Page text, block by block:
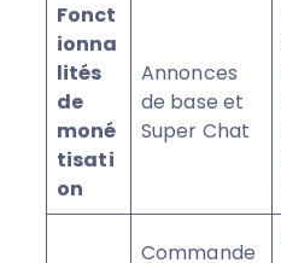
Fonct
ionna
lités
de
moné
tisati
on
Annonces
de base et
Super Chat
Commande